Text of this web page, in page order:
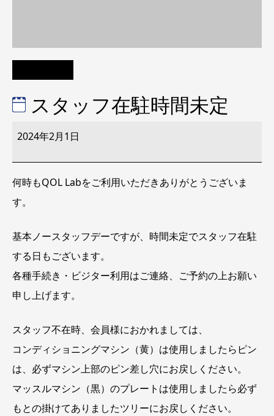
スタッフ在駐時間未定
タ
在
駐
時
未
2024年2月1日
何時もQOL Labをご利用いただきありがとうございま
す。
基本ノースタッフデーですが、時間未定でスタッフ在駐
する日もございます。
各種手続き・ビジター利用はご連絡、ご予約の上お願い
申し上げます。
スタッフ不在時、会員様におかれましては、
コンディショニングマシン（黄）は使用しましたらピン
は、必ずマシン上部のピン差し穴にお戻しください。
マッスルマシン（黒）のプレートは使用しましたら必ず
もとの掛けてありましたツリーにお戻しください。